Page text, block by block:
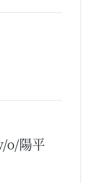
o/陽平